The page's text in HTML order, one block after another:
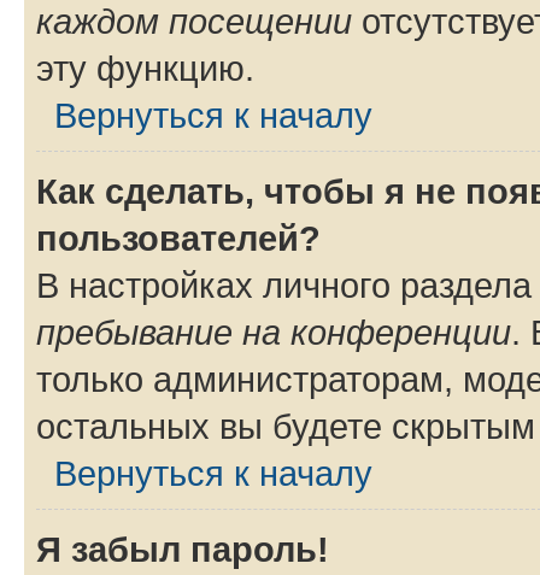
каждом посещении
эту функцию.
Вернуться к началу
Как сделать, чтобы я не
пользователей?
В настройках личного
пребывание на конференции.
только администраторам,
остальных вы будете
Вернуться к началу
Я забыл пароль!